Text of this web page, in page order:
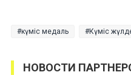
күміс медаль Күміс
НОВОСТИ